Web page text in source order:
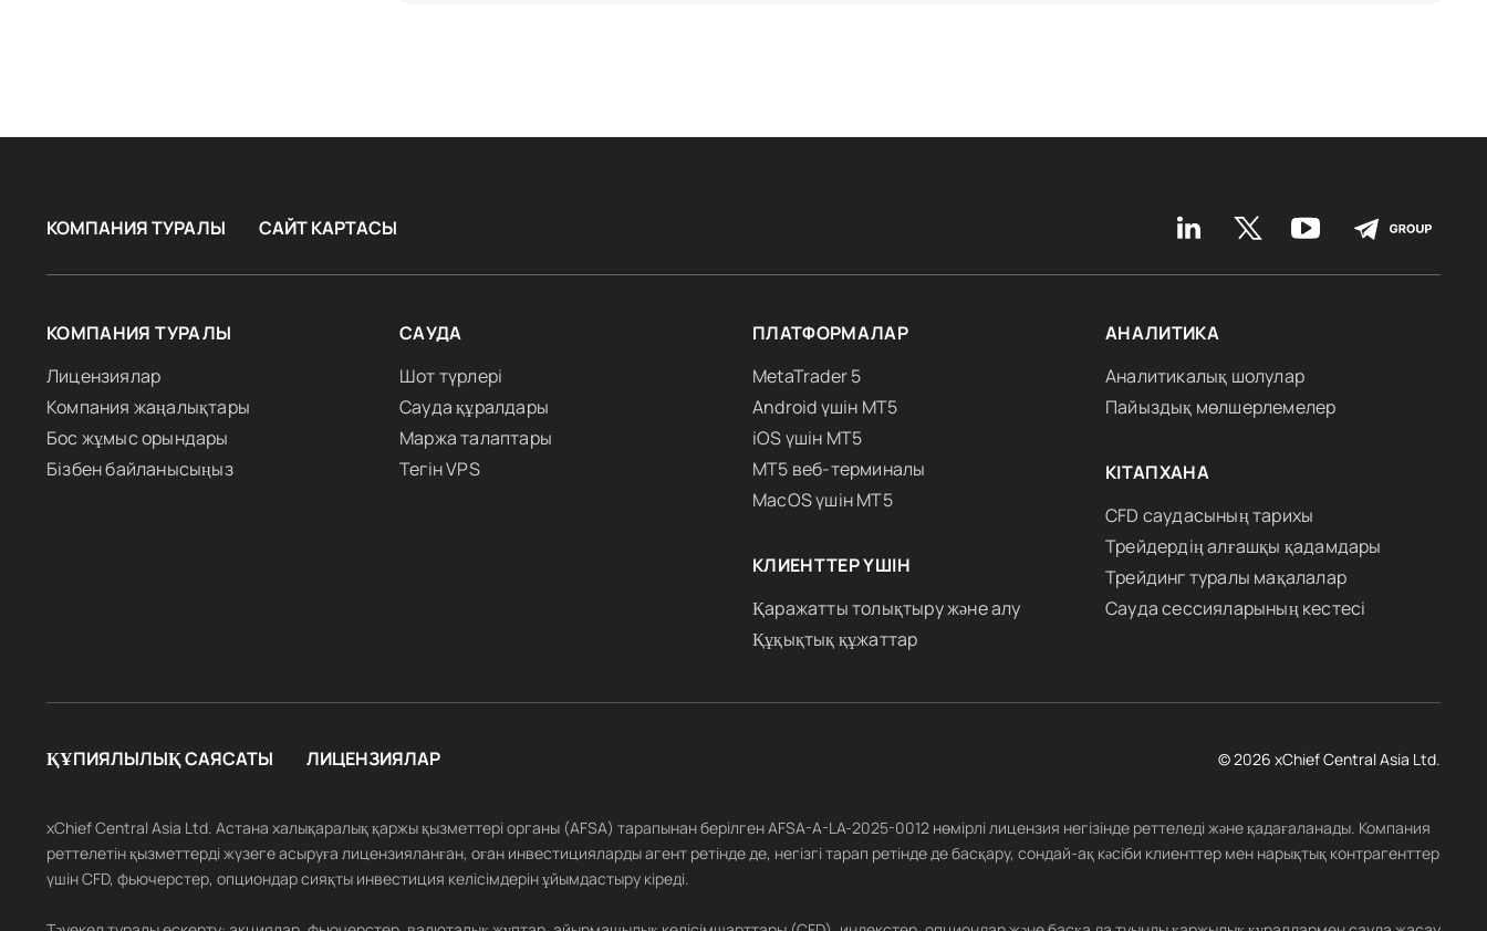
КОМПАНИЯ ТУРАЛЫ САЙТ КАРТАСЫ
КОМПАНИЯ ТУРАЛЫ
Лицензиялар
Компания жаңалықтары
Бос жұмыс орындары
Бізбен байланысыңыз
САУДА
Шот түрлері
Сауда құралдары
Маржа талаптары
Тегін VPS
ПЛАТФОРМАЛАР
MetaTrader 5
Android үшін MT5
iOS үшін MT5
MT5 веб-терминалы
MacOS үшін MT5
КЛИЕНТТЕР ҮШІН
Қаражатты толықтыру және алу
Құқықтық құжаттар
АНАЛИТИКА
Аналитикалық шолулар
Пайыздық мөлшерлемелер
КІТАПХАНА
CFD саудасының тарихы
Трейдердің алғашқы қадамдары
Трейдинг туралы мақалалар
Сауда сессияларының кестесі
ҚҰПИЯЛЫЛЫҚ САЯСАТЫ ЛИЦЕНЗИЯЛАР © 2026 xChief Central Asia Ltd.
xChief Central Asia Ltd. Астана халықаралық қаржы қызметтері органы (AFSA) тарапынан берілген AFSA-A-LA-2025-0012 нөмірлі лицензия негізінде реттеледі және қадағаланады. Компания
реттелетін қызметтерді жүзеге асыруға лицензияланған, оған инвестицияларды агент ретінде де, негізгі тарап ретінде де басқару, сондай-ақ кәсіби клиенттер мен нарықтық контрагенттер
үшін CFD, фьючерстер, опциондар сияқты инвестиция келісімдерін ұйымдастыру кіреді.